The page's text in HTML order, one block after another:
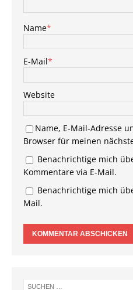
Name*
E-Mail*
Website
Name, E-Mail-Adresse
Browser für meinen
Benachrichtige mich
Kommentare via E-Mail.
Benachrichtige mich
Mail.